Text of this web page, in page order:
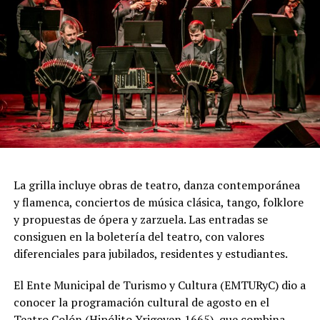
acrobacias, los firuletes y las coreografías
perfectamente sincronizadas convierten cada cuadro en
una demostración de virtuosismo, sensibilidad y trabajo
colectivo.
"Queremos que quienes todavía no conocen Tango
Furia descubran por qué el tango puede emocionar a
todas las generaciones. Y que quienes ya vivieron una de
nuestras funciones tengan ganas de volver, porque cada
función hay meses de ensayo y un enorme trabajo en
equipo para emocionar y sorprender al
público", expresa Emmanuel Marín.
distinguida con los Premios Estrella de Mar 2024 y
2026 como Mejor Espectáculo de Danza y con el Premio
La grilla incluye obras de teatro, danza contemporánea
y flamenca, conciertos de música clásica, tango, folklore
y propuestas de ópera y zarzuela. Las entradas se
consiguen en la boletería del teatro, con valores
diferenciales para jubilados, residentes y estudiantes.
El Ente Municipal de Turismo y Cultura (EMTURyC) dio a
conocer la programación cultural de agosto en el